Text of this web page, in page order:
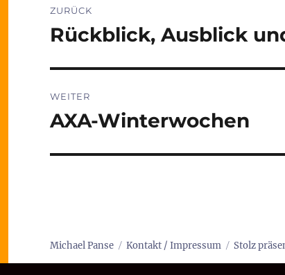
ZURÜCK
Vorheriger
Rückblick, Ausblick
WEITER
Nächster
AXA-Winterwochen
Michael Panse Kontakt / Impressum Stolz